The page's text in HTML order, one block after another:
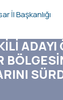
ADAYI